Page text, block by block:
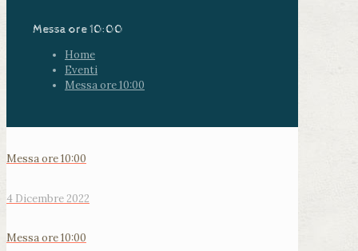
Messa ore 10:00
Home
Eventi
Messa ore 10:00
Messa ore 10:00
4 Dicembre 2022
Messa ore 10:00